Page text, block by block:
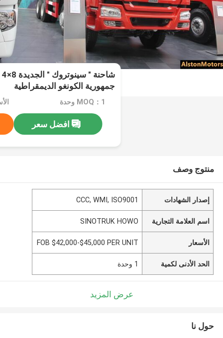
جمهورية الكونغو الديمقراطية
MOQ：1 وحدة
افضل سعر
منتوج وصف
إصدار الشهادات CCC, WMI, ISO9001
اسم العلامة التجارية SINOTRUK HOWO
الأسعار FOB $42,000-$45,000 PER UNIT
الحد الأدنى لكمية 1 وحدة
عرض المزيد
حول نا